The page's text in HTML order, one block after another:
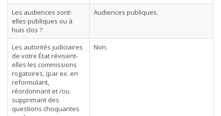
Les audiences sont-
elles publiques ou à
huis clos ?
Audiences publiques.
Les autorités judiciaires
de votre État révisent-
elles les commissions
rogatoires, (par ex. en
reformulant,
réordonnant et /ou
supprimant des
questions choquantes
Non.